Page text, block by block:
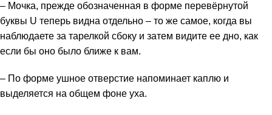
– Мочка, прежде обозначенная в форме перевёрнутой
буквы U теперь видна отдельно – то же самое, когда вы
наблюдаете за тарелкой сбоку и затем видите ее дно, как
если бы оно было ближе к вам.
– По форме ушное отверстие напоминает каплю и
выделяется на общем фоне уха.